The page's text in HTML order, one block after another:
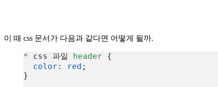
이 때 css 문서가 다음과 같다면 어떻게 될까.
* css 파일 header {
  color
: red ;
}